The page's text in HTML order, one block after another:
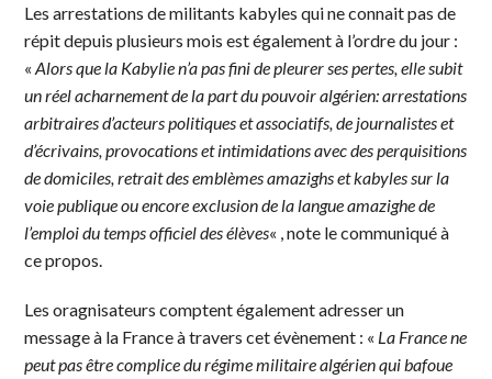
Les arrestations de militants kabyles qui ne connait pas de
répit depuis plusieurs mois est également à l’ordre du jour :
«Alors que la Kabylie n’a pas fini de pleurer ses pertes, elle subit
un réel acharnement de la part du pouvoir algérien: arrestations
arbitraires d’acteurs politiques et associatifs, de journalistes et
d’écrivains, provocations et intimidations avec des perquisitions
de domiciles, retrait des emblèmes amazighs et kabyles sur la
voie publique ou encore exclusion de la langue amazighe de
l’emploi du temps officiel des élèves« , note le communiqué à
ce propos.
Les oragnisateurs comptent également adresser un
message à la France à travers cet évènement : « La France ne
peut pas être complice du régime militaire algérien qui bafoue